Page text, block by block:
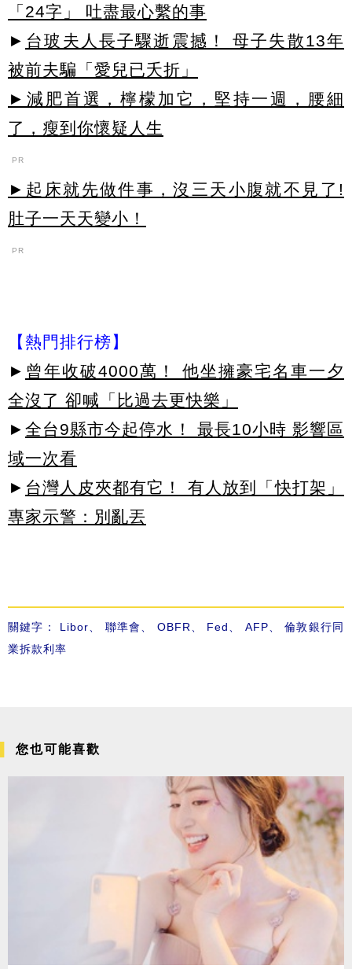
「24字」 吐盡最心繫的事
► 台玻夫人長子驟逝震撼！ 母子失散13年
被前夫騙「愛兒已夭折」
►減肥首選，檸檬加它，堅持一週，腰細
了，瘦到你懷疑人生
PR
►起床就先做件事，沒三天小腹就不見了!
肚子一天天變小！
PR
【熱門排行榜】
► 曾年收破4000萬！ 他坐擁豪宅名車一夕
全沒了 卻喊「比過去更快樂」
► 全台9縣市今起停水！ 最長10小時 影響區
域一次看
► 台灣人皮夾都有它！ 有人放到「快打架」
專家示警：別亂丟
關鍵字： Libor 聯準會 OBFR Fed AFP 、倫敦銀行同
業拆款利率
您也可能喜歡